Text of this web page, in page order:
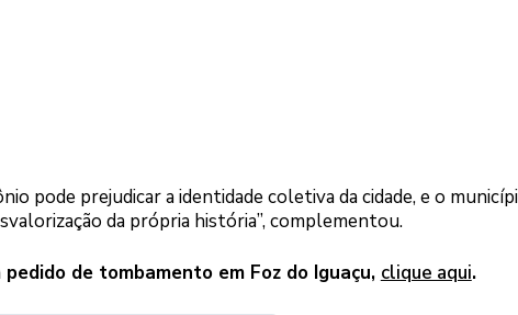
pode prejudicar a identidade coletiva da cidade, e o
da própria história”, complementou.
de tombamento em Foz do Iguaçu, clique aqui.